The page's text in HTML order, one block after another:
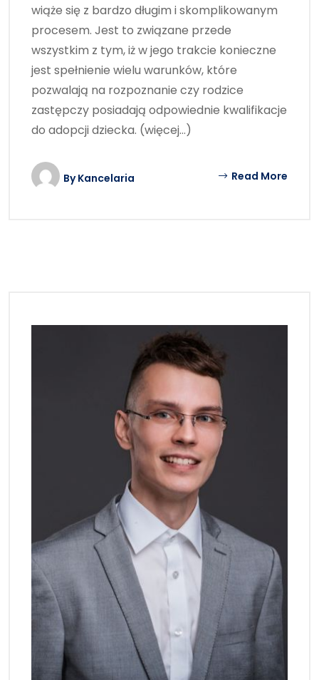
wiąże się z bardzo długim i skomplikowanym
procesem. Jest to związane przede
wszystkim z tym, iż w jego trakcie konieczne
jest spełnienie wielu warunków, które
pozwalają na rozpoznanie czy rodzice
zastępczy posiadają odpowiednie kwalifikacje
do adopcji dziecka. (więcej…)
ByKancelaria Read More